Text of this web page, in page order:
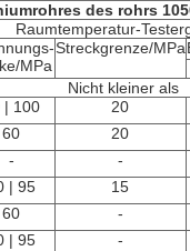
des rohrs
Raumtemperatur-
MPa
Streckgrenze/MPa
Nicht kleiner als
| 100
20
60
20
-
-
| 95
15
60
-
| 95
-